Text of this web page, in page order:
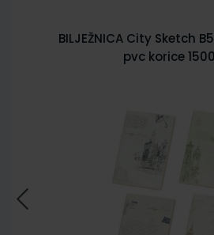
BILJEŽNICA City Sketch
pvc korice